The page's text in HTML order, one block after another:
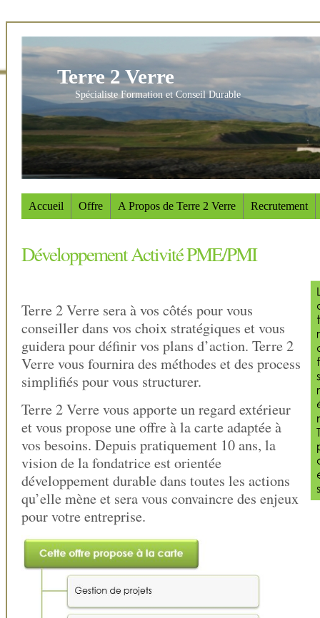
Terre 2 Verre
Spécialiste Formation et Conseil Durable
Accueil Offre A Propos de Terre 2 Verre Recrutement
Développement Activité PME/PMI
Terre 2 Verre sera à vos côtés pour vous
conseiller dans vos choix stratégiques et vous
guidera pour définir vos plans d’action. Terre 2
Verre vous fournira des méthodes et des process
simplifiés pour vous structurer.
Terre 2 Verre vous apporte un regard extérieur
et vous propose une offre à la carte adaptée à
vos besoins. Depuis pratiquement 10 ans, la
vision de la fondatrice est orientée
développement durable dans toutes les actions
qu’elle mène et sera vous convaincre des enjeux
pour votre entreprise.